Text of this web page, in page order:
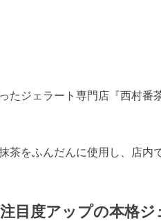
ジェラート専門店『西村番
茶をふんだんに使用し、店内
目度アップの本格ジ